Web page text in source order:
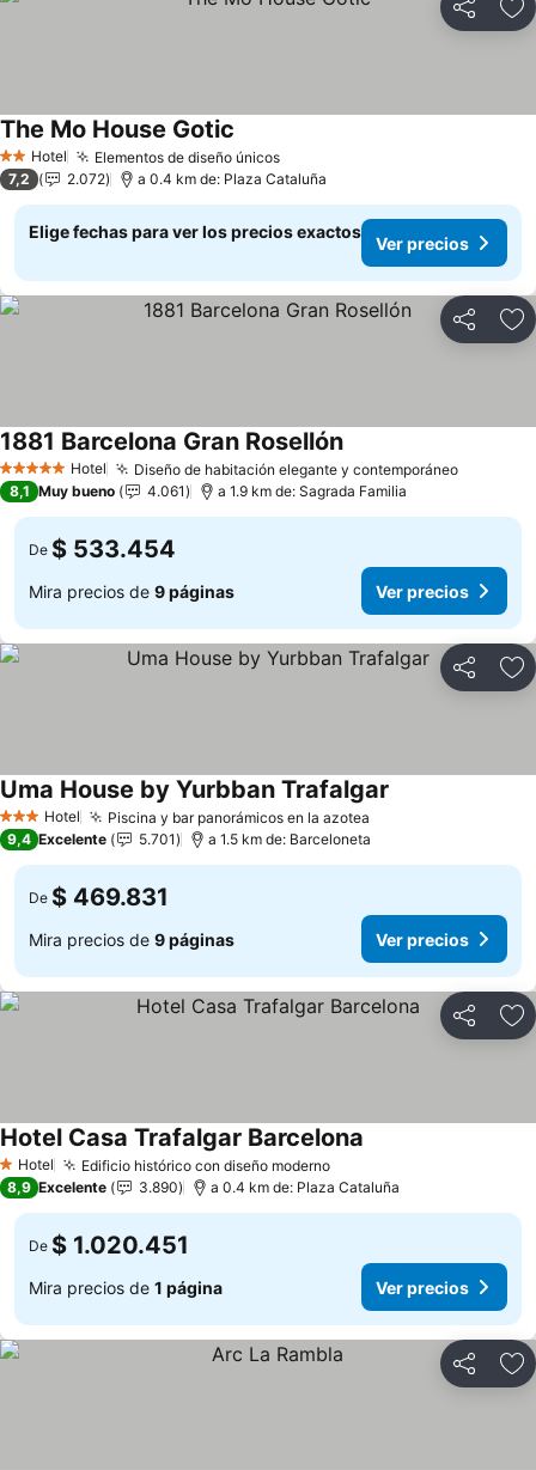
Compartir
2 Estrellas
Hotel Elementos de diseño únicosVer precios
The Mo House Gotic
7,2 2.072 a 0.4 km de: Plaza Cataluña
Elige fechas para ver los precios exactos
Ver precios
Compartir
5 Estrellas Hotel Diseño de habitación elegante y contemporáneoVer
1881 Barcelona Gran RosellónVer precios
8,1 Muy bueno 4.061 a 1.9 km de: Sagrada Familia
De $ 533.454
Mira precios de 9 páginas Ver precios
Compartir
3 Estrellas
Hotel Piscina y bar panorámicos en la azotea
Uma House by Yurbban Trafalgar
9,4 Excelente 5.701 a 1.5 km de: Barceloneta
De $ 469.831
Mira precios de 9 páginas Ver precios
Compartir
1 Estrellas
Hotel Edificio histórico con diseño modernoVer precios
Hotel Casa Trafalgar Barcelona
8,9 Excelente 3.890 a 0.4 km de: Plaza Cataluña
De $ 1.020.451
Mira precios de 1 página Ver precios
Compartir